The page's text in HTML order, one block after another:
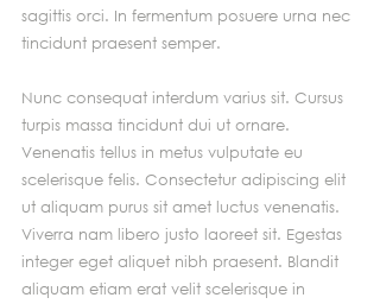
sagittis orci. In fermentum posuere urna nec
tincidunt praesent semper.
Nunc consequat interdum varius sit. Cursus
turpis massa tincidunt dui ut ornare.
Venenatis tellus in metus vulputate eu
scelerisque felis. Consectetur adipiscing elit
ut aliquam purus sit amet luctus venenatis.
Viverra nam libero justo laoreet sit. Egestas
integer eget aliquet nibh praesent. Blandit
aliquam etiam erat velit scelerisque in